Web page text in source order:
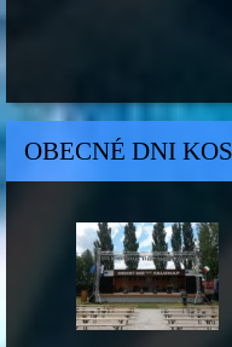
OBECNÉ DNI